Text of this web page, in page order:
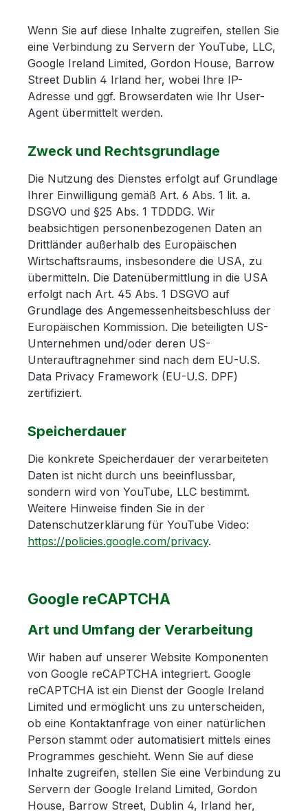
Wenn Sie auf diese Inhalte zugreifen, stellen Sie
eine Verbindung zu Servern der YouTube, LLC,
Google Ireland Limited, Gordon House, Barrow
Street Dublin 4 Irland her, wobei Ihre IP-
Adresse und ggf. Browserdaten wie Ihr User-
Agent übermittelt werden.
Zweck und Rechtsgrundlage
Die Nutzung des Dienstes erfolgt auf Grundlage
Ihrer Einwilligung gemäß Art. 6 Abs. 1 lit. a.
DSGVO und §25 Abs. 1 TDDDG. Wir
beabsichtigen personenbezogenen Daten an
Drittländer außerhalb des Europäischen
Wirtschaftsraums, insbesondere die USA, zu
übermitteln. Die Datenübermittlung in die USA
erfolgt nach Art. 45 Abs. 1 DSGVO auf
Grundlage des Angemessenheitsbeschluss der
Europäischen Kommission. Die beteiligten US-
Unternehmen und/oder deren US-
Unterauftragnehmer sind nach dem EU-U.S.
Data Privacy Framework (EU-U.S. DPF)
zertifiziert.
Speicherdauer
Die konkrete Speicherdauer der verarbeiteten
Daten ist nicht durch uns beeinflussbar,
sondern wird von YouTube, LLC bestimmt.
Weitere Hinweise finden Sie in der
Datenschutzerklärung für YouTube Video:
https://policies.google.com/privacy.
Google reCAPTCHA
Art und Umfang der Verarbeitung
Wir haben auf unserer Website Komponenten
von Google reCAPTCHA integriert. Google
reCAPTCHA ist ein Dienst der Google Ireland
Limited und ermöglicht uns zu unterscheiden,
ob eine Kontaktanfrage von einer natürlichen
Person stammt oder automatisiert mittels eines
Programmes geschieht. Wenn Sie auf diese
Inhalte zugreifen, stellen Sie eine Verbindung zu
Servern der Google Ireland Limited, Gordon
House, Barrow Street, Dublin 4, Irland her,